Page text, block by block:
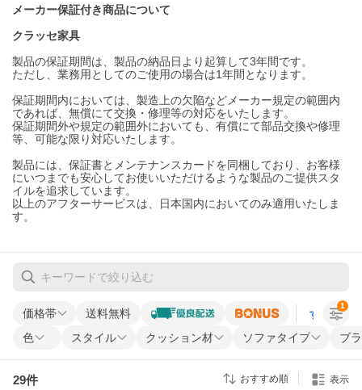
メーカー保証付き商品について
クラッセ家具
製品の保証期間は、製品の納品日より起算して3年間です。
ただし、業務用としてのご使用の場合は1年間となります。
保証期間内においては、製造上の欠陥などメーカー規定の範囲内
であれば、無償にて交換・修理等の対応をいたします。
保証期間外や規定の範囲外においても、有償にて部品交換や修理
等、可能な限り対応いたします。
製品には、保証書とメンテナンスカードを同梱しており、お客様
にいつまでも安心してお使いいただけるような製品のご提供スタ
イルを追求しています。
以上のアフターサービスは、日本国内においてのみ適用いたしま
す。
価格帯 送料無料 すべての条
色 スタイル クッション材 ソファタイプ ブ
1
29件 おすすめ順 表示